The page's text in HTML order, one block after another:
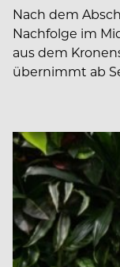
Nach dem
Nachfolge im
aus dem
übernimmt ab